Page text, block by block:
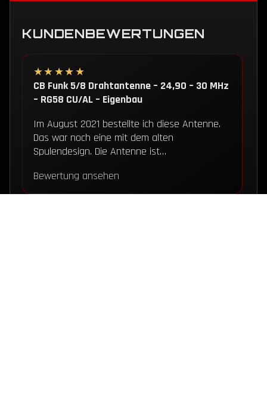
KUNDENBEWERTUNGEN
★★★★★
CB Funk 5/8 Drahtantenne – 24,90 – 30 MHz
– RG58 CU/AL – Eigenbau
Im August 2021 bestellte ich diese Antenne.
Das war noch eine mit dem alten
Spulendesign. Die Antenne ist…
Bewertung ansehen